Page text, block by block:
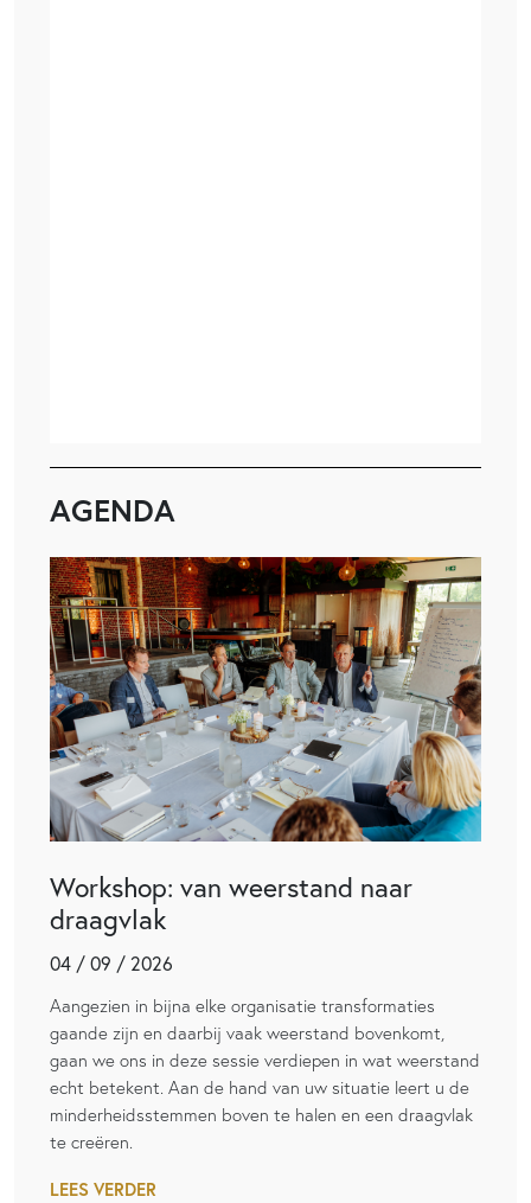
AGENDA
Workshop: van weerstand naar
draagvlak
04 / 09 / 2026
Aangezien in bijna elke organisatie transformaties
gaande zijn en daarbij vaak weerstand bovenkomt,
gaan we ons in deze sessie verdiepen in wat weerstand
echt betekent. Aan de hand van uw situatie leert u de
minderheidsstemmen boven te halen en een draagvlak
te creëren.
LEES VERDER